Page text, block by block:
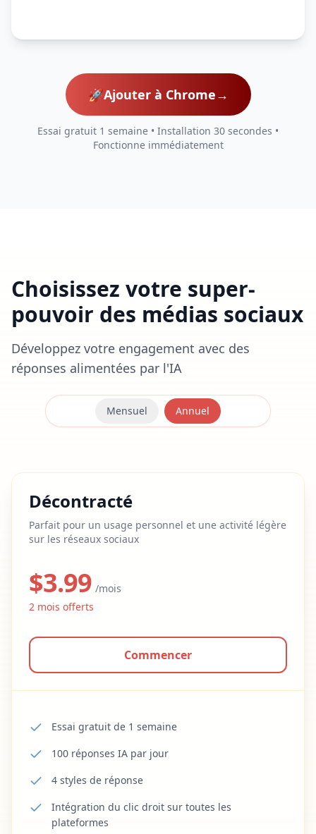
🚀Ajouter à Chrome→
Essai gratuit 1 semaine • Installation 30 secondes •
Fonctionne immédiatement
Choisissez votre super-
pouvoir des médias sociaux
Développez votre engagement avec des
réponses alimentées par l'IA
Mensuel Annuel
Décontracté
Parfait pour un usage personnel et une activité légère
sur les réseaux sociaux
$3.99 /mois
2 mois offerts
Commencer
Essai gratuit de 1 semaine
100 réponses IA par jour
4 styles de réponse
Intégration du clic droit sur toutes les
plateformes